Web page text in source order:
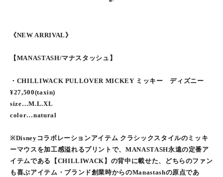
1
《NEW ARRIVAL》
【MANASTASH/マナスタッシュ】
・CHILLIWACK PULLOVER MICKEY ミッキー ディズニー
¥27,500(taxin)
size…M.L.XL
color…natural
※Disneyコラボレーションアイテム クラシックスタイルのミッキ
ーマウスを加工感溢れるプリントで、MANASTASH永遠の定番ア
イテムである【CHILLIWACK】の背中に載せた、どちらのファン
も喜ぶアイテム・ブランド創業時からのManastashの原点であ